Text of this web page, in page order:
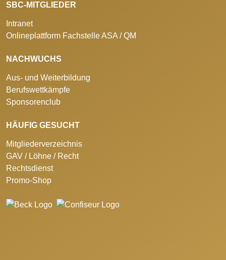
SBC-MITGLIEDER
Intranet
Onlineplattform Fachstelle ASA / QM
NACHWUCHS
Aus- und Weiterbildung
Berufswettkämpfe
Sponsorenclub
HÄUFIG GESUCHT
Mitgliederverzeichnis
GAV / Löhne / Recht
Rechtsdienst
Promo-Shop